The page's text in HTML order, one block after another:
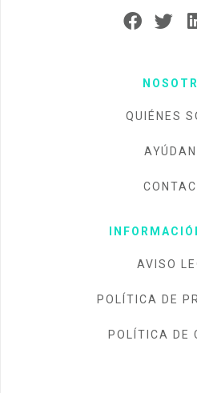
QUIÉNES
AVISO
POLÍTICA DE
POLÍTICA DE